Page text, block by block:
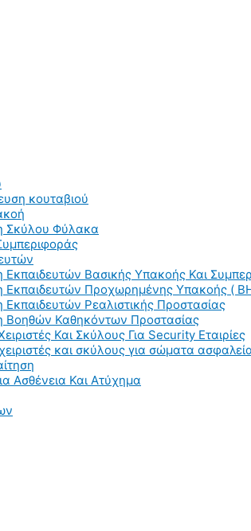
κουταβιού
Σκύλου Φύλακα
Εκπαιδευτών Βασικής Υπακοής Και
Εκπαιδευτών Προχωρημένης Υπακοής (
Εκπαιδευτών Ρεαλιστικής Προστασίας
Βοηθών Καθηκόντων Προστασίας
Και Σκύλους Για Security Εταιρίες
και σκύλους για σώματα
Ασθένεια Και Ατύχημα